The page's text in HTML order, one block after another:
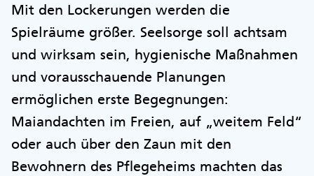
Mit den Lockerungen werden die
Spielräume größer. Seelsorge soll achtsam
und wirksam sein, hygienische Maßnahmen
und vorausschauende Planungen
ermöglichen erste Begegnungen:
Maiandachten im Freien, auf „weitem Feld“
oder auch über den Zaun mit den
Bewohnern des Pflegeheims machten das